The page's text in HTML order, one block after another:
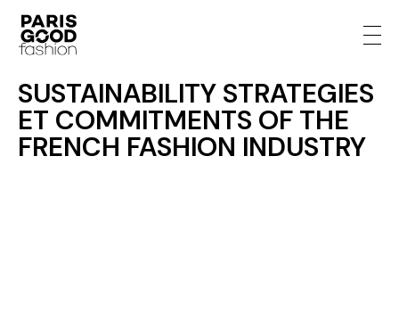
SUSTAINABILITY STRATEGIES
ET COMMITMENTS OF THE
FRENCH FASHION INDUSTRY